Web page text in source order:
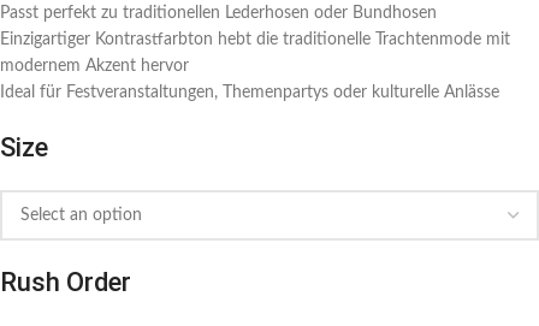
Passt perfekt zu traditionellen Lederhosen oder Bundhosen
Einzigartiger Kontrastfarbton hebt die traditionelle Trachtenmode mit
modernem Akzent hervor
Ideal für Festveranstaltungen, Themenpartys oder kulturelle Anlässe
Size
Rush Order